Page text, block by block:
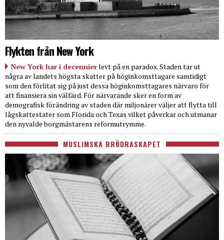
Flykten från New York
New York har i decennierlevt på en paradox. Staden tar ut
några av landets högsta skatter på höginkomsttagare samtidigt
som den förlitat sig på just dessa höginkomsttagares närvaro för
att finansiera sin välfärd. För närvarande sker en form av
demografisk förändring av staden där miljonärer väljer att flytta till
lågskattestater som Florida och Texas vilket påverkar och utmanar
den nyvalde borgmästarens reformutrymme.
MUSLIMSKA BRÖDRASKAPET